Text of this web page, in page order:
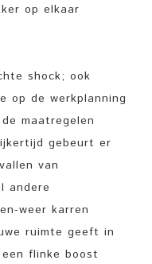
op elkaar
shock; ook
op de werkplanning
maatregelen
gebeurt er
van
andere
weer karren
ruimte geeft in
flinke boost